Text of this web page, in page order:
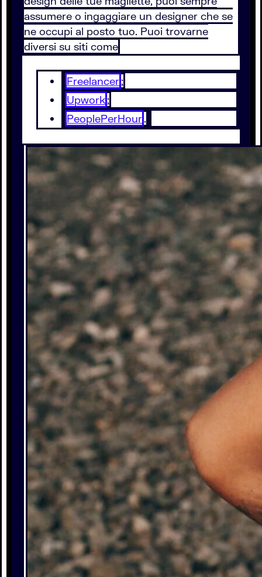
assumere o ingaggiare un designer che se
ne occupi al posto tuo. Puoi trovarne
diversi su siti come
Freelancer;
Upwork;
PeoplePerHour.